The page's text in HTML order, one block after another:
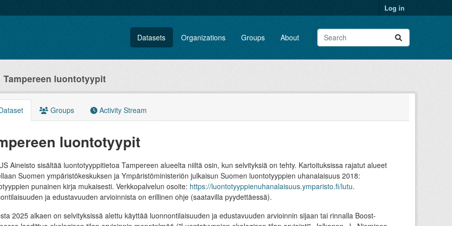
Log in
Datasets Organizations Groups About
Tampereen luontotyypit
Groups Activity Stream
luontotyypit
Aineisto sisältää luontotyyppitietoa Tampereen alueelta niiltä osin, kun selvityksiä on tehty. Kartoituksissa rajatut alueet
Suomen ympäristökeskuksen ja Ympäristöministeriön julkaisun Suomen luontotyyppien uhanalaisuus 2018:
punainen kirja mukaisesti. Verkkopalvelun osoite: https://luontotyyppienuhanalaisuus.ymparisto.fi/lutu.
ja edustavuuden arvioinnista on erillinen ohje (saatavilla pyydettäessä).
2025 alkaen on selvityksissä alettu käyttää luonnontilaisuuden ja edustavuuden arvioinnin sijaan tai rinnalla Boost-